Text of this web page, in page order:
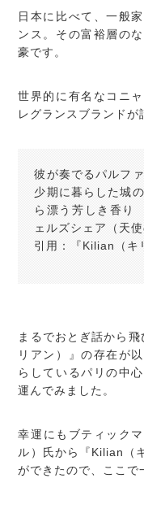
日本に比べて、一般
ンス。その富裕層の
豪です。
世界的に有名なコニ
レグランスブランドが
彼が奏でるパルフ
少期に暮らした城
ら漂う芳しき香
ェルズシェア（天
引用：『Kilian（キ
まるでおとぎ話から
リアン）』の存在が
らしているパリの中
運んでみました。
幸運にもブティック
ル）氏から『Kilian（
ができたので、ここで